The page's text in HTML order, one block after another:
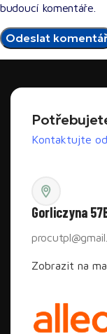
budoucí komentáře.
Kontaktujte
Gorliczyna
Zobrazit na